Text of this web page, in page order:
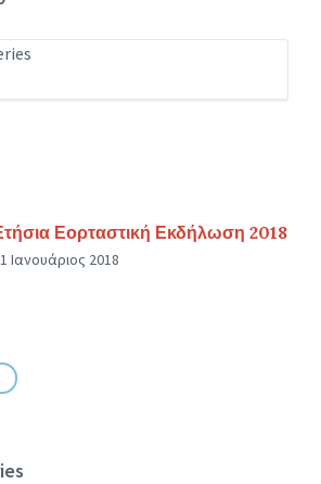
Εορταστική Εκδήλωση 2018
Ιανουάριος 2018